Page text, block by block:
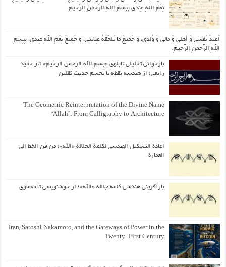
نِعَمِ اللّهِ عِندی بِبِسمِ اللّهِ الرَّحمنِ الرَّحیمِ
اُعیذُ نَفسی وَ أهلی وَ مالی وَ وُلدی، و جَمیعَ ما تَلحَقُهُ عِنایتی، و جَمیعَ نِعَمِ اللّهِ عِندی، بِبِسمِ
اللّهِ الرَّحمنِ الرَّحیمِ.
بازخوانی تحلیلی تابلوی «بسم الله الرحمن الرحیم» اثر حمید
رابعی؛ از هندسه نقطه تا تجسم حدیث ثقلین
The Geometric Reinterpretation of the Divine Name
“Allah”: From Calligraphy to Architecture
إعادة التشكيل الهندسي لكلمة الجلالة «الله»؛ من فن الخط إلى
العمارة
بازآفرینی هندسی کلمه جلاله «الله»؛ از خوشنویسی تا معماری
Iran, Satoshi Nakamoto, and the Gateways of Power in the
Twenty-First Century